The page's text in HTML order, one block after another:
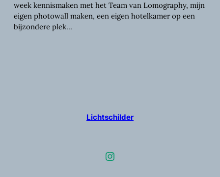
week kennismaken met het Team van Lomography, mijn
eigen photowall maken, een eigen hotelkamer op een
bijzondere plek…
Lichtschilder
Instagram